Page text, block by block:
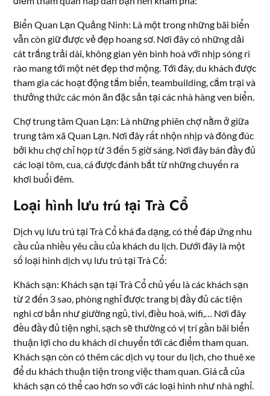
Biển Quan Lạn Quảng Ninh: Là một trong những bãi biển
vẫn còn giữ được vẻ đẹp hoang sơ. Nơi đây có những dải
cát trắng trải dài, không gian yên bình hoà với nhịp sóng rì
rào mang tới một nét đẹp thơ mộng. Tới đây, du khách được
tham gia các hoạt động tắm biển, teambuilding, cắm trại và
thưởng thức các món ăn đặc sản tại các nhà hàng ven biển.
Chợ trung tâm Quan Lạn: Là những phiên chợ nằm ở giữa
trung tâm xã Quan Lạn. Nơi đây rất nhộn nhịp và đông đúc
bởi khu chợ chỉ họp từ 3 đến 5 giờ sáng. Nơi đây bán đầy đủ
các loại tôm, cua, cá được đánh bắt từ những chuyến ra
khơi buổi đêm.
Loại hình lưu trú tại Trà Cổ
Dịch vụ lưu trú tại Trà Cổ khá đa dạng, có thể đáp ứng nhu
cầu của nhiều yêu cầu của khách du lịch. Dưới đây là một
số loại hình dịch vụ lưu trú tại Trà Cổ:
Khách sạn: Khách sạn tại Trà Cổ chủ yếu là các khách sạn
từ 2 đến 3 sao, phòng nghỉ được trang bị đầy đủ các tiện
nghi cơ bản như giường ngủ, tivi, điều hoà, wifi,… Nơi đây
đều đầy đủ tiện nghi, sạch sẽ thường có vị trí gần bãi biển
thuận lợi cho du khách di chuyển tới các điểm tham quan.
Khách sạn còn có thêm các dịch vụ tour du lịch, cho thuê xe
để du khách thuận tiện trong việc tham quan. Giá cả của
khách sạn có thể cao hơn so với các loại hình như nhà nghỉ.